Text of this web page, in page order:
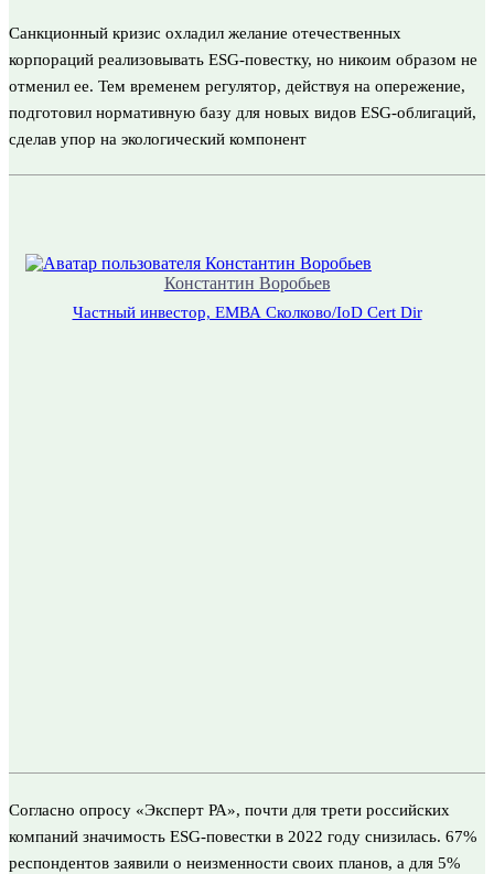
Санкционный кризис охладил желание отечественных
корпораций реализовывать ESG-повестку, но никоим образом не
отменил ее. Тем временем регулятор, действуя на опережение,
подготовил нормативную базу для новых видов ESG-облигаций,
сделав упор на экологический компонент
Константин Воробьев
Частный инвестор, ЕМВА Сколково/IoD Cert Dir
Согласно опросу «Эксперт РА», почти для трети российских
компаний значимость ESG-повестки в 2022 году снизилась. 67%
респондентов заявили о неизменности своих планов, а для 5%